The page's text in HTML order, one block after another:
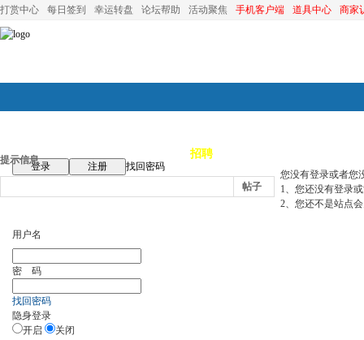
打赏中心 每日签到 幸运转盘 论坛帮助 活动聚焦 手机客户端 道具中心 商家
论坛首页 招聘
登录 注册
找回密码
帖子
提示信息
您没有登录或者您
1、您还没有登录
2、您还不是站点
用户名
密 码
找回密码
隐身登录
开启
关闭